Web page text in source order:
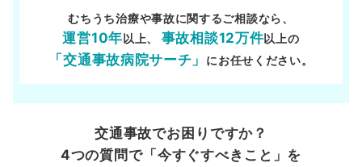
むちうち治療や事故に関するご相談なら、
運営10年以上、 事故相談12万件以上の
「交通事故病院サーチ」 にお任せください。
交通事故でお困りですか？
4つの質問で「今すぐすべきこと」を